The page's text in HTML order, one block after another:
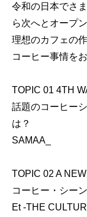
令和の日本でさ
ら次へとオープ
理想のカフェの
コーヒー事情を
TOPIC 01 4TH
話題のコーヒー
は？
SAMAA_
TOPIC 02 A
コーヒー・シー
Et -THE